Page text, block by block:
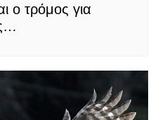
ο τρόμος για